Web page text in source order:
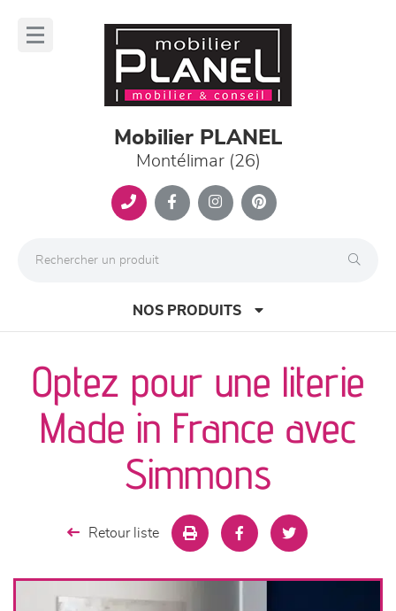
Mobilier PLANEL
Montélimar (26)
NOS PRODUITS
canapés et fauteuils
séjours
chambres et dressing
literie
Optez pour une literie
Made in France avec
Simmons
Retour liste